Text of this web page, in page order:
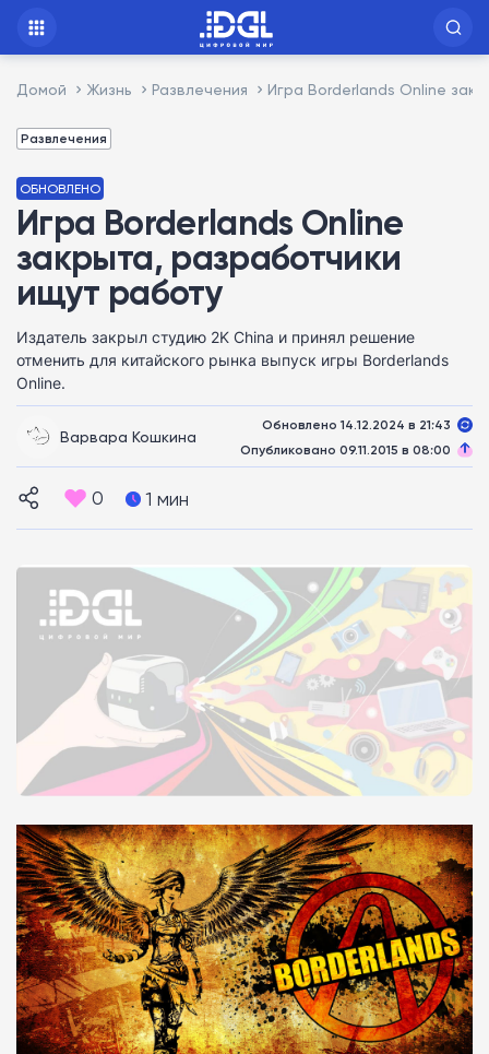
Домой Жизнь Развлечения Игра Borderlands Online
Развлечения
ОБНОВЛЕНО
Игра Borderlands Online
закрыта, разработчики
ищут работу
Издатель закрыл студию 2K China и принял решение
отменить для китайского рынка выпуск игры Borderlands
Online.
Варвара Кошкина
Обновлено 14.12.2024 в 21:43
Опубликовано 09.11.2015 в 08:00
0 1 мин